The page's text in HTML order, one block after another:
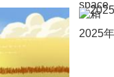
space
2025